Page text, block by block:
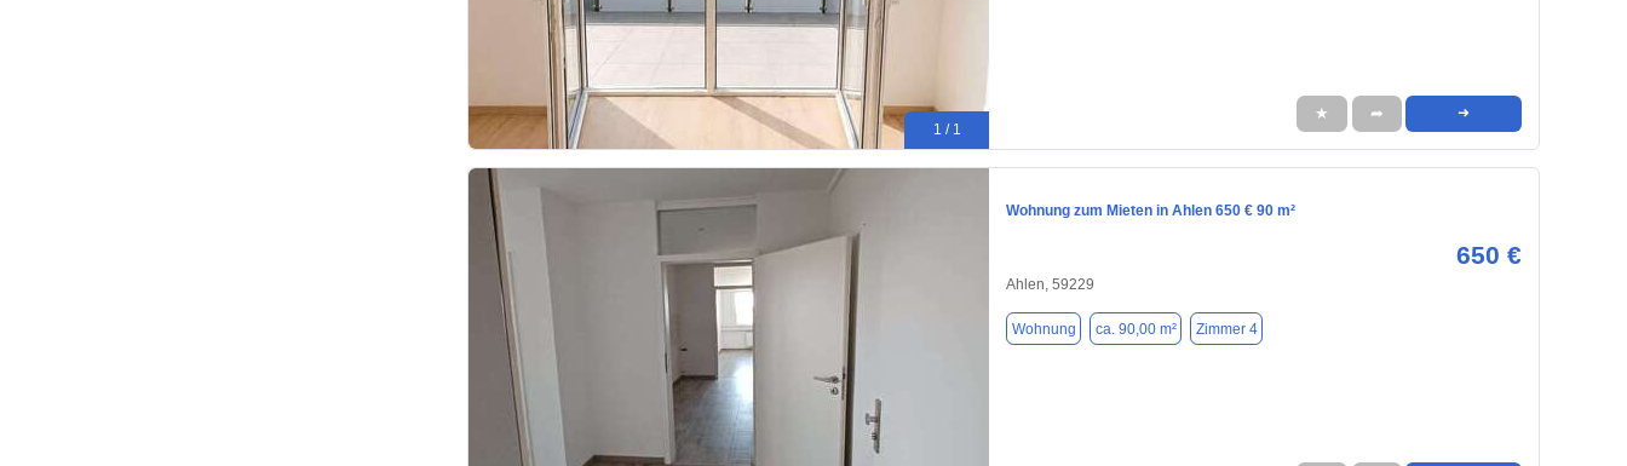
1 / 1
★ ➦ ➜
Wohnung zum Mieten in Ahlen 650 € 90 m²
650 €
Ahlen, 59229
Wohnung ca. 90,00 m² Zimmer 4